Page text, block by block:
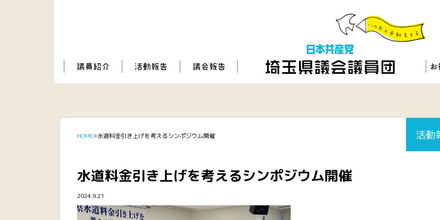
HOME 水道料金引き上げを考えるシンポジウム開催
水道料金引き上げを考えるシンポジウム開催
2024.9.21
活動